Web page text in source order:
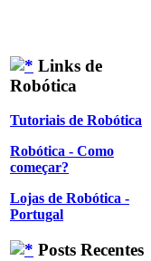
Links de
Robótica
Tutoriais de Robótica
Robótica - Como
começar?
Lojas de Robótica -
Portugal
Posts Recentes